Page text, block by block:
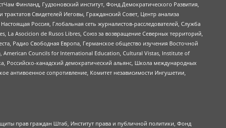
Финланд, Гудзоновский институт, Фонд Демократического Развития,
Свидетелей Иеговы, Гражданский Совет, Центр анализа
Россия, Глобальная сеть журналистов-расследователей, Служба
Asocicion de Rusos Libres, Союз за возвращение Северных территорий,
Радио Свободная Европа, Германское общество изучения Восточной
Councils for International Education, Cultural Vistas, Institute of
канадский демократический альянс, Школа международных
антивоенное сопротивление, Комитет независимости Ингушетии,
прав граждан Штаб, Институт права и публичной политики, Фонд